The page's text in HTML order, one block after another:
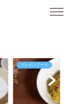
ブレインフード